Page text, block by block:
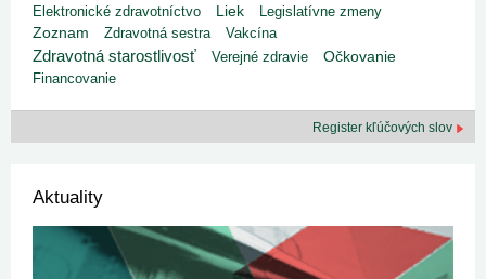
Elektronické zdravotníctvo Liek
Legislatívne zmeny
Zoznam
Zdravotná sestra Vakcína
Zdravotná starostlivosť Verejné zdravie
Očkovanie
Financovanie
Register kľúčových slov
Aktuality